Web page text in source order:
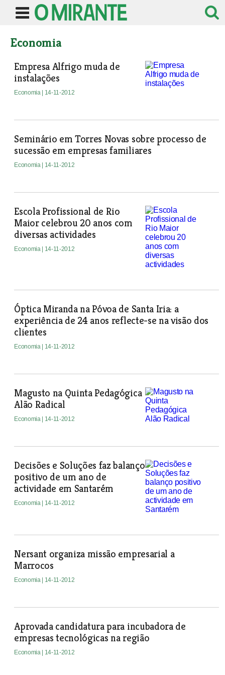
Economia
Empresa Alfrigo muda de
instalações
Economia | 14-11-2012
Seminário em Torres Novas sobre processo de
sucessão em empresas familiares
Economia | 14-11-2012
Escola Profissional de Rio
Maior celebrou 20 anos com
diversas actividades
Economia | 14-11-2012
Óptica Miranda na Póvoa de Santa Iria: a
experiência de 24 anos reflecte-se na visão dos
clientes
Economia | 14-11-2012
Magusto na Quinta Pedagógica
Alão Radical
Economia | 14-11-2012
Decisões e Soluções faz balanço
positivo de um ano de
actividade em Santarém
Economia | 14-11-2012
Nersant organiza missão empresarial a
Marrocos
Economia | 14-11-2012
Aprovada candidatura para incubadora de
empresas tecnológicas na região
Economia | 14-11-2012